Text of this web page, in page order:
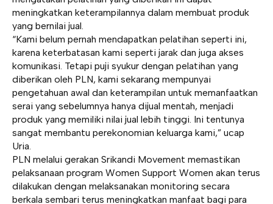
meningkatkan keterampilannya dalam membuat produk
yang bernilai jual.
“Kami belum pernah mendapatkan pelatihan seperti ini,
karena keterbatasan kami seperti jarak dan juga akses
komunikasi. Tetapi puji syukur dengan pelatihan yang
diberikan oleh PLN, kami sekarang mempunyai
pengetahuan awal dan keterampilan untuk memanfaatkan
serai yang sebelumnya hanya dijual mentah, menjadi
produk yang memiliki nilai jual lebih tinggi. Ini tentunya
sangat membantu perekonomian keluarga kami,” ucap
Uria.
PLN melalui gerakan Srikandi Movement memastikan
pelaksanaan program Women Support Women akan terus
dilakukan dengan melaksanakan monitoring secara
berkala sembari terus meningkatkan manfaat bagi para